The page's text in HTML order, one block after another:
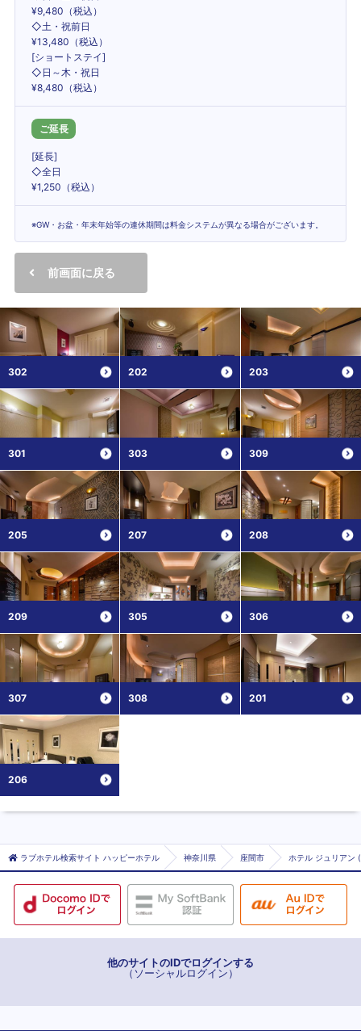
¥9,480（税込）
◇土・祝前日
¥13,480（税込）
[ショートステイ]
◇日～木・祝日
¥8,480（税込）
ご延長
[延長]
◇全日
¥1,250（税込）
※GW・お盆・年末年始等の連休期間は料金システムが異なる場合がございます。
前画面に戻る
302 202 203
301 303 309
205 207 208
209 305 306
307 308 201
206
ラブホテル検索サイト ハッピーホテル 神奈川県 座間市 ホテル ジュリアン
他のサイトのIDでログインする
（ソーシャルログイン）